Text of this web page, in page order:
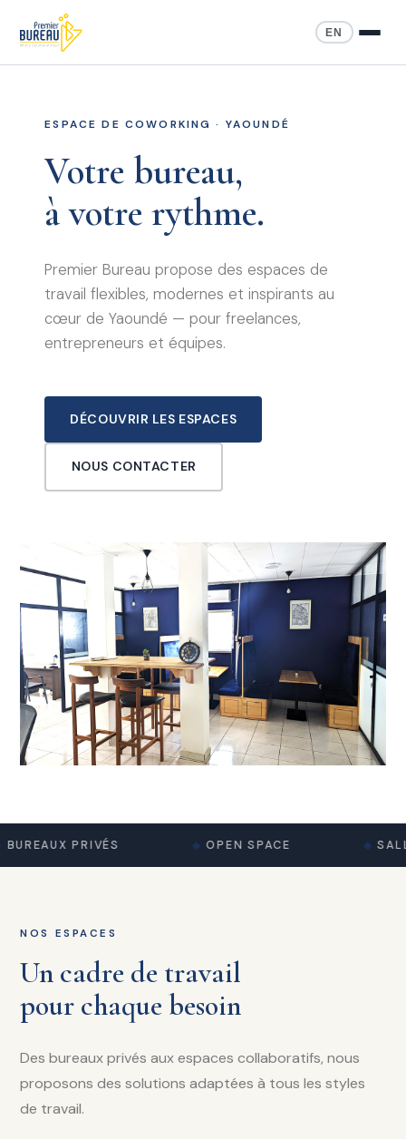
EN
ESPACE DE COWORKING · YAOUNDÉ
Votre bureau,
à votre rythme.
Premier Bureau propose des espaces de
travail flexibles, modernes et inspirants au
cœur de Yaoundé — pour freelances,
entrepreneurs et équipes.
DÉCOUVRIR LES ESPACES
NOUS CONTACTER
PRIVÉS OPEN SPACE
NOS ESPACES
Un cadre de travail
pour chaque besoin
Des bureaux privés aux espaces collaboratifs, nous
proposons des solutions adaptées à tous les styles
de travail.